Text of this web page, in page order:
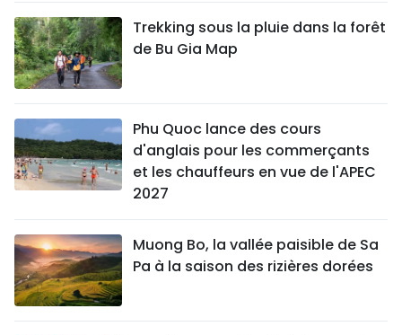
Trekking sous la pluie dans la forêt
de Bu Gia Map
Phu Quoc lance des cours
d'anglais pour les commerçants
et les chauffeurs en vue de l'APEC
2027
Muong Bo, la vallée paisible de Sa
Pa à la saison des rizières dorées